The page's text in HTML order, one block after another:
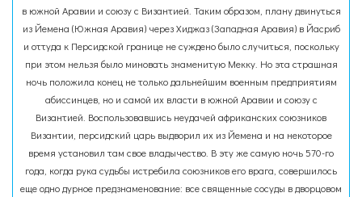
в южной Аравии и союзу с Византией. Таким образом, плану двинуться
из Йемена (Южная Аравия) через Хиджаз (Западная Аравия) в Йасриб
и оттуда к Персидской границе не суждено было случиться, поскольку
при этом нельзя было миновать знаменитую Мекку. Но эта страшная
ночь положила конец не только дальнейшим военным предприятиям
абиссинцев, но и самой их власти в южной Аравии и союзу с
Византией. Воспользовавшись неудачей африканских союзников
Византии, персидский царь выдворил их из Йемена и на некоторое
время установил там свое владычество. В эту же самую ночь 570-го
года, когда рука судьбы истребила союзников его врага, совершилось
еще одно дурное предзнаменование: все священные сосуды в дворцовом